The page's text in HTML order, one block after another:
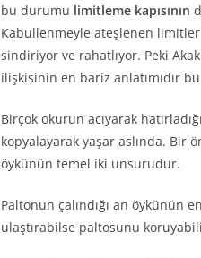
bu durumu limitleme kapısının
Kabullenmeyle ateşlenen
sindiriyor ve rahatlıyor. Peki
ilişkisinin en bariz anlatımıdır
Birçok okurun acıyarak
kopyalayarak yaşar aslında. Bir
öykünün temel iki unsurudur.
Paltonun çalındığı an öykünün
ulaştırabilse paltosunu